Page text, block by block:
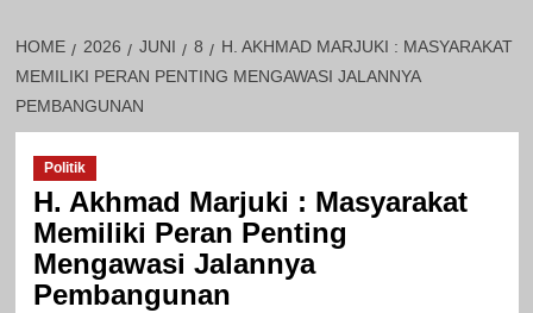
HOME 2026 JUNI 8
H. AKHMAD MARJUKI : MASYARAKAT
MEMILIKI PERAN PENTING MENGAWASI JALANNYA
PEMBANGUNAN
Politik
H. Akhmad Marjuki : Masyarakat
Memiliki Peran Penting
Mengawasi Jalannya
Pembangunan